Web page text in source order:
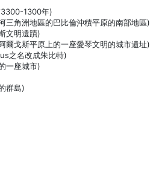
3300-1300年)
三角洲地區的巴比倫沖積平原的南部地區)
文明遺蹟)
爾戈斯平原上的一座愛琴文明的城市遺址)
之名改成朱比特)
一座城市)
群島)